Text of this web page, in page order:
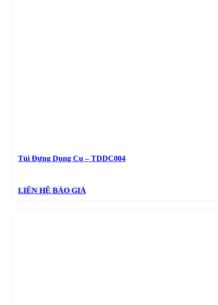
Túi Đựng Dụng Cụ – TDDC004
LIÊN HỆ BÁO GIÁ